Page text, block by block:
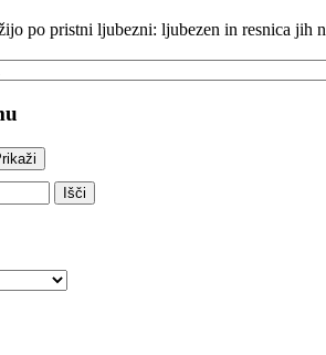
po pristni ljubezni: ljubezen in resnica jih